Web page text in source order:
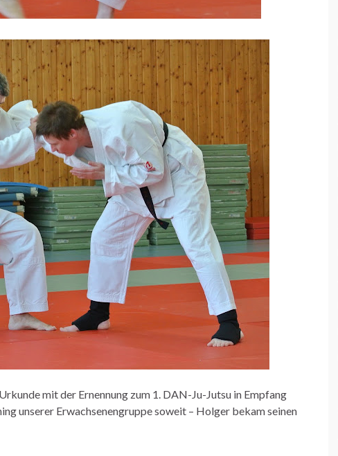
mit der Ernennung zum 1. DAN-Ju-Jutsu in Empfang
unserer Erwachsenengruppe soweit – Holger bekam seinen